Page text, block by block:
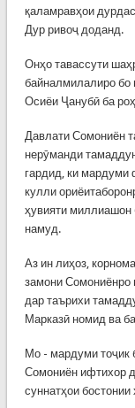
қаламравҳои
Дур ривоҷ доданд.
Онҳо тавассути
байналмилалиро бо
Осиёи Ҷанубӣ ба
Давлати Сомониён
нерӯманди
гардид, ки мардуми
кулли
ҳувияти
намуд.
Аз ин лиҳоз,
замони Сомониёнро
дар таърихи
Марказӣ номид ва
Мо - мардуми тоҷик
Сомониён ифтихор
суннатҳои